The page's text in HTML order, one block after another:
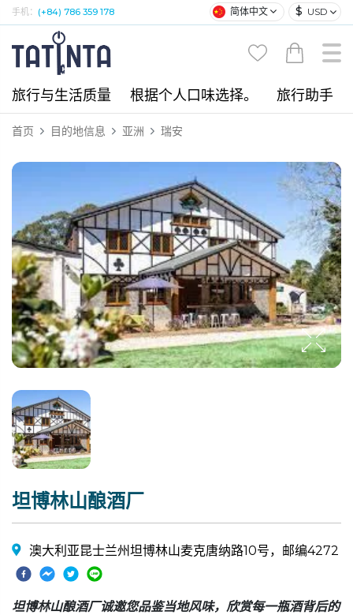
手机： (+84) 786 359 178 简体中文 $ USD
旅行与生活质量 根据个人口味选择。 旅行助手
首页 目的地信息 亚洲 瑞安
坦博林山酿酒厂
澳大利亚昆士兰州坦博林山麦克唐纳路10号，邮编4272
坦博林山酿酒厂诚邀您品鉴当地风味，欣赏每一瓶酒背后的